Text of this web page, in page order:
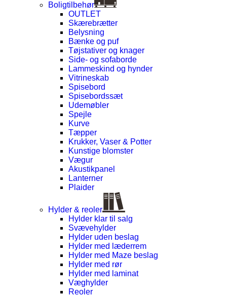
Boligtilbehør
OUTLET
Skærebrætter
Belysning
Bænke og puf
Tøjstativer og knager
Side- og sofaborde
Lammeskind og hynder
Vitrineskab
Spisebord
Spisebordssæt
Udemøbler
Spejle
Kurve
Tæpper
Krukker, Vaser & Potter
Kunstige blomster
Vægur
Akustikpanel
Lanterner
Plaider
Hylder & reoler
Hylder klar til salg
Svævehylder
Hylder uden beslag
Hylder med læderrem
Hylder med Maze beslag
Hylder med rør
Hylder med laminat
Væghylder
Reoler